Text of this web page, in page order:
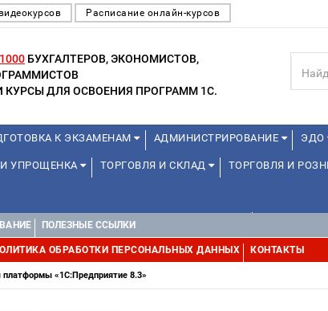
Расписание онлайн-курсов
БУХГАЛТЕРОВ, ЭКОНОМИСТОВ,
ДЛЯ ОСВОЕНИЯ ПРОГРАММ 1С.
К ЭКЗАМЕНАМ АДМИНИСТРИРОВАНИЕ ЭДО
И УПРОЩЕНКА ТОРГОВЛЯ И СКЛАД ТОРГОВЛЯ И
ДЛЯ ПРЕПОДАВАТЕЛЕЙ ШКОЛЬНЫХ КУРСОВ
1С:МЕДИЦИНА WEB, JAVA И ANDROID
ПОЛЕЗНЫЕ ССЫЛКИ
ОБРАБОТКИ ПЕРСОНАЛЬНЫХ ДАННЫХ КОНТАКТЫ
«1С:Предприятие 8.3»